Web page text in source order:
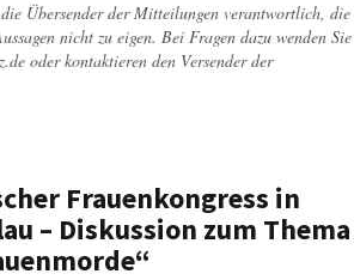
Übersender der Mitteilungen verantwortlich, die
nicht zu eigen. Bei Fragen dazu wenden Sie
oder kontaktieren den Versender der
Frauenkongress in
– Diskussion zum Thema